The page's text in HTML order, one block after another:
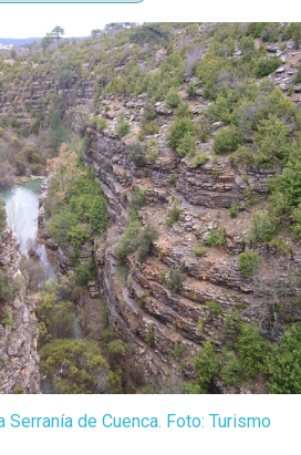
de Cuenca. Foto: Turismo